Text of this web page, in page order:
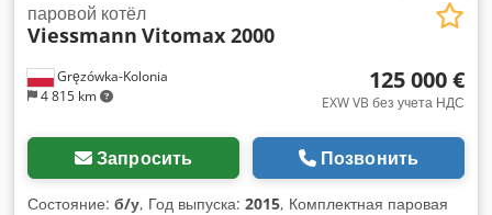
Gręzówka-Kolonia
4 815 km
паровой котёл
Viessmann Vitomax 2000
125 000 €
EXW VB без учета НДС
Запросить Позвонить
Состояние: б/у, Год выпуска: 2015, Комплектная паровая